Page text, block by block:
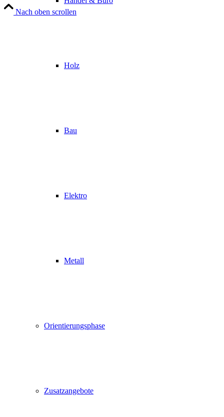
Holz
Bau
Elektro
Metall
Orientierungsphase
Zusatzangebote
Nach oben scrollen